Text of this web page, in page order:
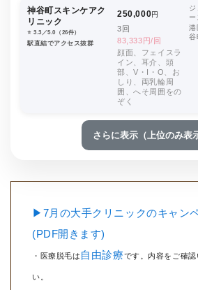
神谷町スキンケアク
リニック
⭐️ 3.3／5.0（26件）
駅直結でアクセス抜群
250,000円
3回
83,333円/回
顔面、フェイスラ
イン、耳介、頭
部、V・I・O、お
しり、両乳輪周
囲、へそ周囲をの
ぞく
ジ
ー
港
谷
さらに表示（上位のみ表
▶7月の大手クリニックのキャン
(PDF開きます)
・医療脱毛は 自由診療です。内容をご確
い。